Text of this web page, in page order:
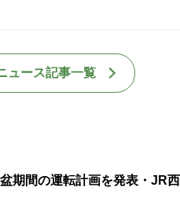
ュース記事一覧
期間の運転計画を発表・JR